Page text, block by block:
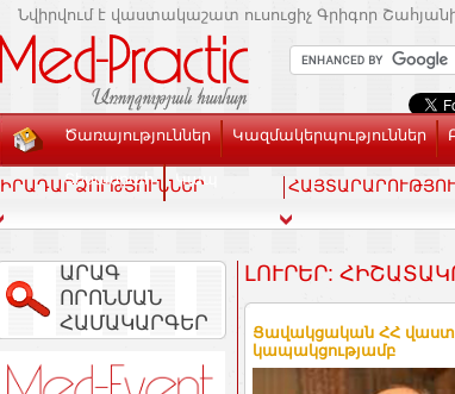
Նվիրվում է վաստակաշատ ուսուցիչ Գրիգոր
Ծառայություններ Կազմակերպություններ
Տեսասրահ Կապ
ԻՐԱԴԱՐՁՈՒԹՅՈՒՆՆԵՐ
ԱՐԱԳ
ՈՐՈՆՄԱՆ
ՀԱՄԱԿԱՐԳԵՐ
ԼՈՒՐԵՐ:
Ցավակցական ՀՀ
կապակցությամբ